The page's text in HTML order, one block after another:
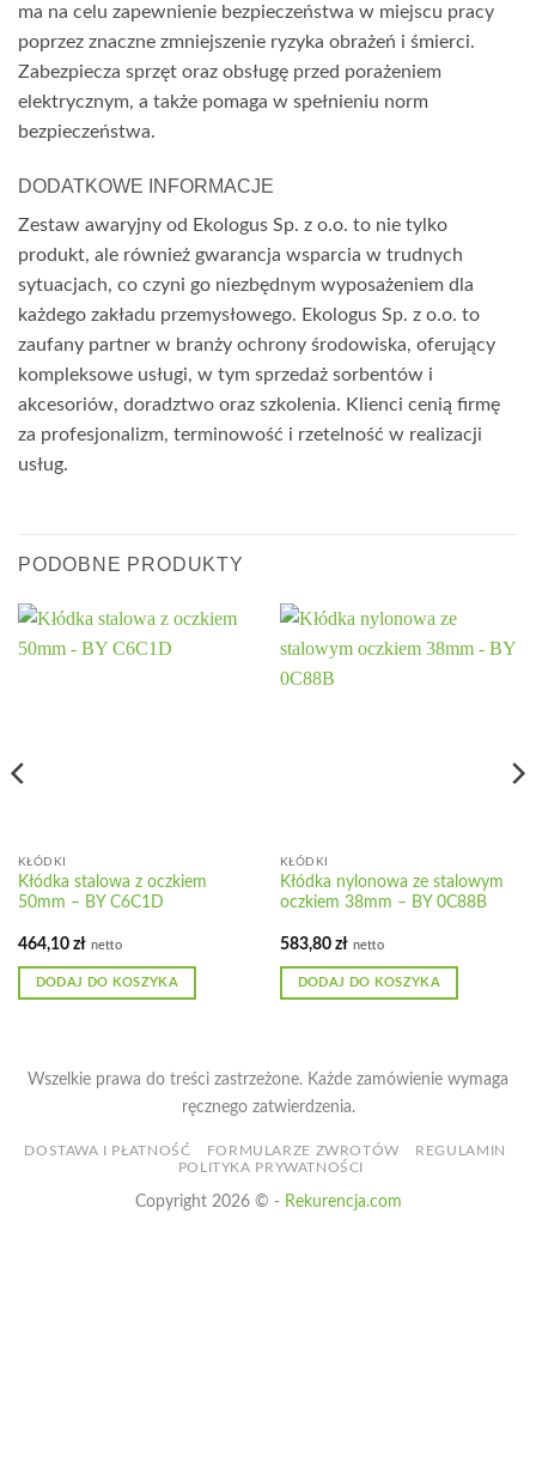
ma na celu zapewnienie bezpieczeństwa w miejscu pracy
poprzez znaczne zmniejszenie ryzyka obrażeń i śmierci.
Zabezpiecza sprzęt oraz obsługę przed porażeniem
elektrycznym, a także pomaga w spełnieniu norm
bezpieczeństwa.
DODATKOWE INFORMACJE
Zestaw awaryjny od Ekologus Sp. z o.o. to nie tylko
produkt, ale również gwarancja wsparcia w trudnych
sytuacjach, co czyni go niezbędnym wyposażeniem dla
każdego zakładu przemysłowego. Ekologus Sp. z o.o. to
zaufany partner w branży ochrony środowiska, oferujący
kompleksowe usługi, w tym sprzedaż sorbentów i
akcesoriów, doradztwo oraz szkolenia. Klienci cenią firmę
za profesjonalizm, terminowość i rzetelność w realizacji
usług.
PODOBNE PRODUKTY
KŁÓDKI
Kłódka stalowa z oczkiem
50mm – BY C6C1D
464,10 zł netto
DODAJ DO KOSZYKA
KŁÓDKI
Kłódka nylonowa ze stalowym
oczkiem 38mm – BY 0C88B
583,80 zł netto
DODAJ DO KOSZYKA
Wszelkie prawa do treści zastrzeżone. Każde zamówienie wymaga
ręcznego zatwierdzenia.
DOSTAWA I PŁATNOŚĆ FORMULARZE ZWROTÓW
REGULAMIN
POLITYKA PRYWATNOŚCI
Copyright 2026 © - Rekurencja.com